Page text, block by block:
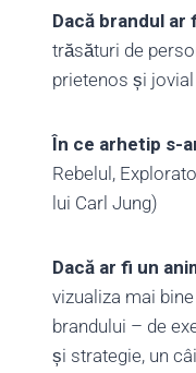
Dacă brandul ar
trăsături de
prietenos și
În ce arhetip s-
Rebelul,
lui Carl Jung)
Dacă ar fi un
vizualiza mai
brandului – de
și strategie, un